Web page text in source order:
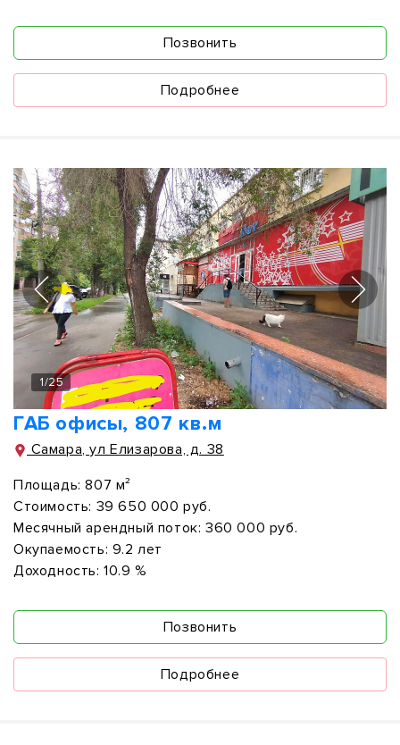
Позвонить
Подробнее
1/25
ГАБ офисы, 807 кв.м
Самара, ул Елизарова, д. 38
Площадь: 807 м²
Стоимость: 39 650 000 руб.
Месячный арендный поток: 360 000 руб.
Окупаемость: 9.2 лет
Доходность: 10.9 %
Позвонить
Подробнее